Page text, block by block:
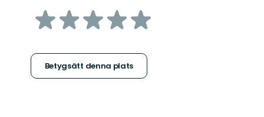
av
stjärnor
Betygsätt denna plats